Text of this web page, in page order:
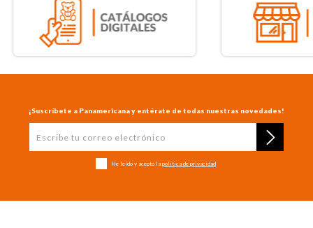
¡Suscríbete a Panamericana y entérate de todas nuestras novedades!
He leído y acepto la política de privacidad